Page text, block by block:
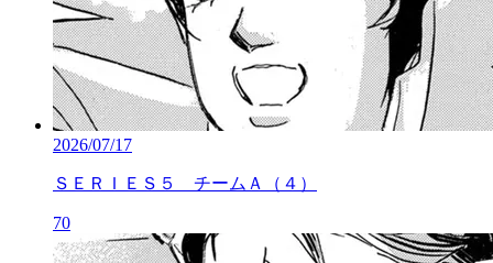
2026/07/17
ＳＥＲＩＥＳ５ チームＡ（４）
70